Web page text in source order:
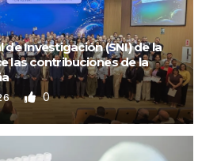
Investigación (SNI) de la
las contribuciones de la
0